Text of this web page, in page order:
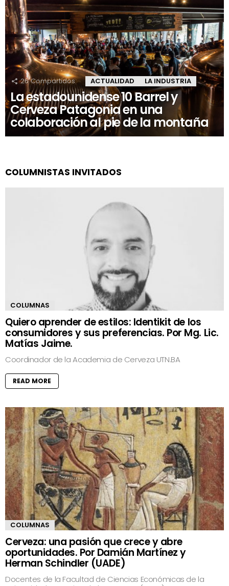
26 Compartidos ACTUALIDAD LA INDUSTRIA
La estadounidense 10 Barrel y
Cerveza Patagonia en una
colaboración al pie de la montaña
COLUMNISTAS INVITADOS
COLUMNAS
Quiero aprender de estilos: Identikit de los
consumidores y sus preferencias. Por Mg. Lic.
Matías Jaime.
Coordinador de la Academia de Cerveza UTN.BA
READ MORE
COLUMNAS
Cerveza: una pasión que crece y abre
oportunidades. Por Damián Martínez y
Herman Schindler (UADE)
Docentes de la Facultad de Ciencias Económicas de la